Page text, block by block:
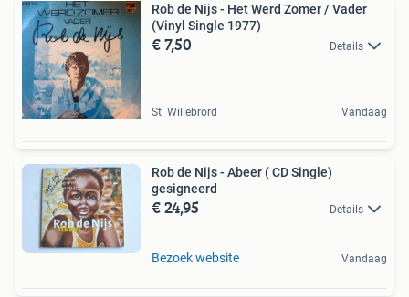
Rob de Nijs - Het Werd Zomer / Vader
(Vinyl Single 1977)
€ 7,50 Details
St. Willebrord Vandaag
Rob de Nijs - Abeer ( CD Single)
gesigneerd
€ 24,95 Details
Bezoek website Vandaag